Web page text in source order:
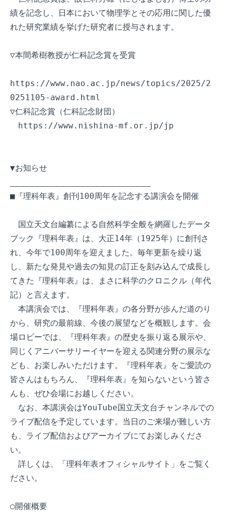
績を記念し、日本において物理学とその応用に関した優
れた研究業績を挙げた研究者に授与されます。
▽本間希樹教授が仁科記念賞を受賞
https://www.nao.ac.jp/news/topics/2025/2
0251105-award.html
▽仁科記念賞（仁科記念財団）
https://www.nishina-mf.or.jp/jp
▼お知らせ
■『理科年表』創刊100周年を記念する講演会を開催
国立天文台編纂による自然科学全般を網羅したデータ
ブック『理科年表』は、大正14年（1925年）に創刊さ
れ、今年で100周年を迎えました。毎年更新を繰り返
し、新たな発見や過去の知見の訂正を刻み込んで成長し
てきた『理科年表』は、まさに科学のクロニクル（年代
記）と言えます。
本講演会では、『理科年表』の各分野が歩んだ道のり
から、研究の最前線、今後の展望などを概観します。会
場ロビーでは、『理科年表』の歴史を振り返る展示や、
同じくアニバーサリーイヤーを迎える関連分野の展示な
ども、お楽しみいただけます。『理科年表』をご愛読の
皆さんはもちろん、『理科年表』を知らないという皆さ
んも、ぜひ会場にお越しください。
なお、本講演会はYouTube国立天文台チャンネルでの
ライブ配信を予定しています。当日のご来場が難しい方
も、ライブ配信およびアーカイブにてお楽しみくださ
い。
詳しくは、「理科年表オフィシャルサイト」をご覧く
ださい。
○開催概要